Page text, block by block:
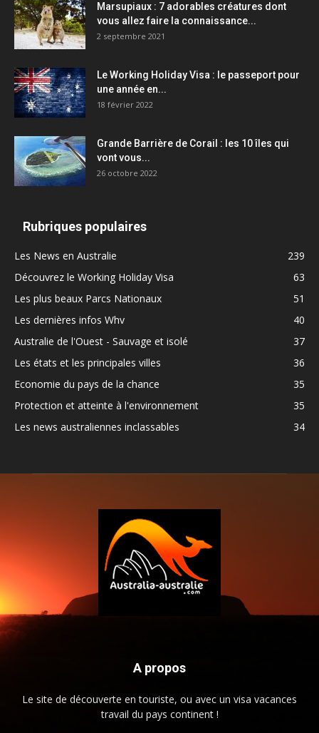
Marsupiaux : 7 adorables créatures dont
vous allez faire la connaissance...
2 septembre 2021
Le Working Holiday Visa : le passeport pour
une année en...
18 février 2022
Grande Barrière de Corail : les 10 îles qui
vont vous...
26 octobre 2022
Rubriques populaires
Les News en Australie
239
Découvrez le Working Holiday Visa
63
Les plus beaux Parcs Nationaux
51
Les dernières infos Whv
40
Australie de l'Ouest - Sauvage et isolé
37
Les états et les principales villes
36
Economie du pays de la chance
35
Protection et atteinte à l'environnement
35
Les news australiennes inclassables
34
A propos
Le site de découverte en touriste, ou avec un visa vacances
travail du pays continent !